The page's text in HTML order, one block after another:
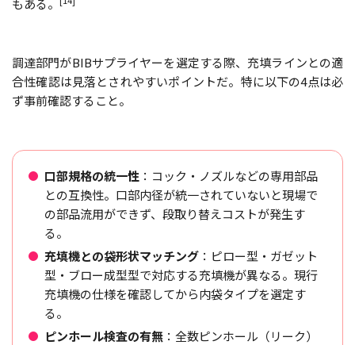
もある。
調達部門がBIBサプライヤーを選定する際、充填ラインとの適
合性確認は見落とされやすいポイントだ。特に以下の4点は必
ず事前確認すること。
口部規格の統一性 ：コック・ノズルなどの専用部品
との互換性。口部内径が統一されていないと現場で
の部品流用ができず、段取り替えコストが発生す
る。
充填機との袋形状マッチング ：ピロー型・ガゼット
型・ブロー成型型で対応する充填機が異なる。現行
充填機の仕様を確認してから内袋タイプを選定す
る。
ピンホール検査の有無 ：全数ピンホール（リーク）